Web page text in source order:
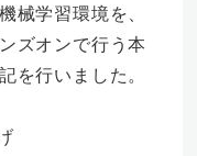
械学習環境を、
ズオンで行う本
を行いました。